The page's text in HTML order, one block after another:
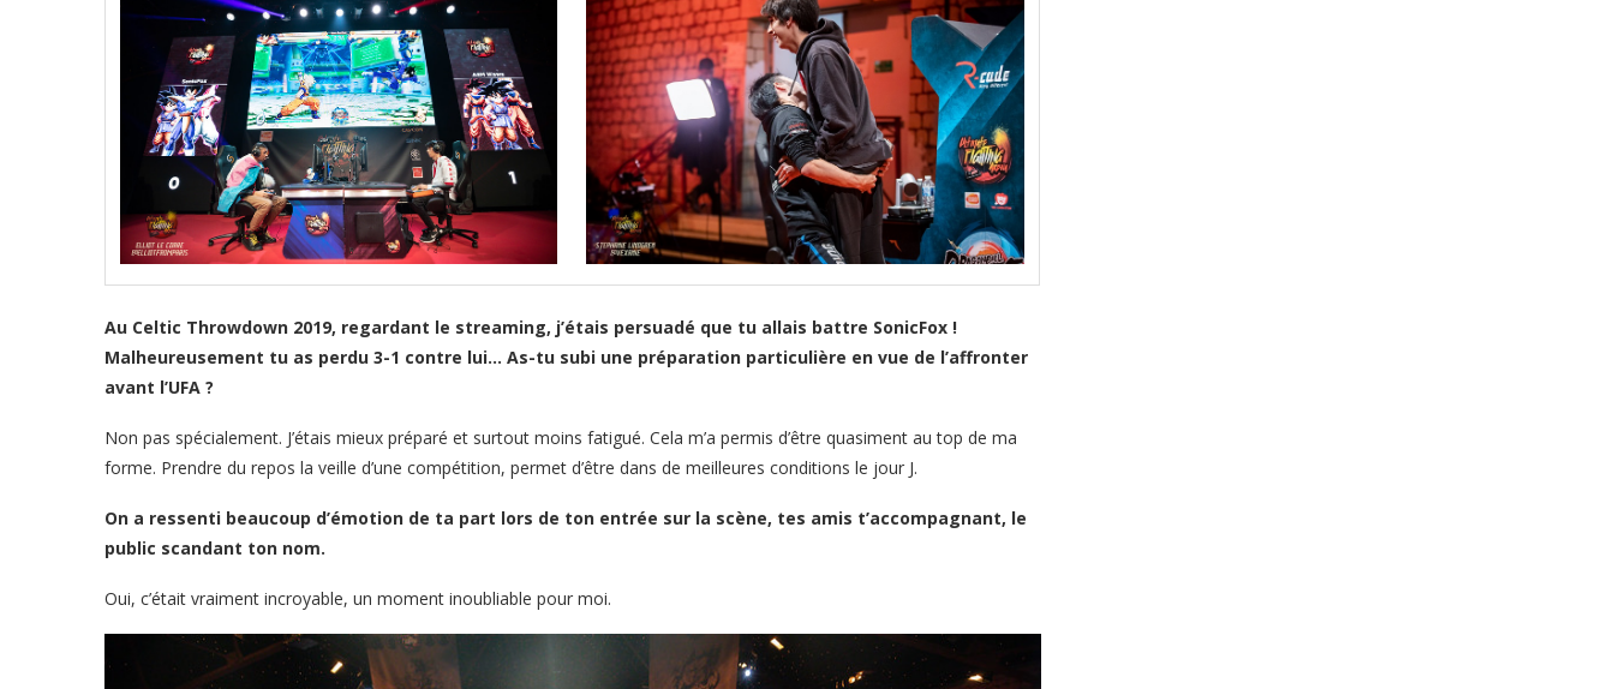
Au Celtic Throwdown 2019, regardant le streaming, j’étais persuadé que tu allais battre SonicFox !
Malheureusement tu as perdu 3-1 contre lui… As-tu subi une préparation particulière en vue de l’affronter
avant l’UFA ?
Non pas spécialement. J’étais mieux préparé et surtout moins fatigué. Cela m’a permis d’être quasiment au top de ma
forme. Prendre du repos la veille d’une compétition, permet d’être dans de meilleures conditions le jour J.
On a ressenti beaucoup d’émotion de ta part lors de ton entrée sur la scène, tes amis t’accompagnant, le
public scandant ton nom.
Oui, c’était vraiment incroyable, un moment inoubliable pour moi.